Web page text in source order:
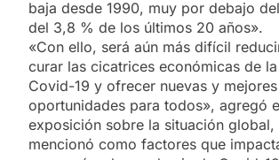
baja desde 1990, muy por debajo
del 3,8 % de los últimos 20 años».
«Con ello, será aún más difícil
curar las cicatrices económicas de
Covid-19 y ofrecer nuevas y mejores
oportunidades para todos», agregó
exposición sobre la situación global,
mencionó como factores que